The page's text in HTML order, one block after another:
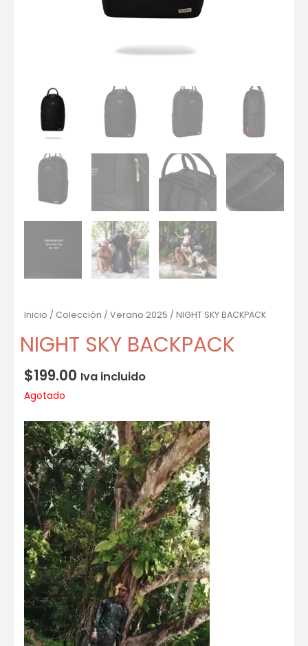
Inicio / Colección / Verano 2025 / NIGHT SKY BACKPACK
NIGHT SKY BACKPACK
$199.00 Iva incluido
Agotado